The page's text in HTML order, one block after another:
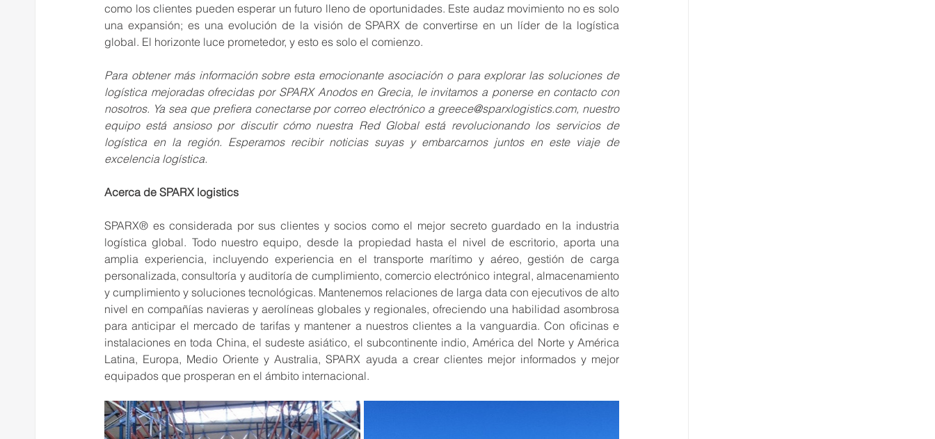
como los clientes pueden esperar un futuro lleno de oportunidades. Este audaz movimiento no es solo
una expansión; es una evolución de la visión de SPARX de convertirse en un líder de la logística
global. El horizonte luce prometedor, y esto es solo el comienzo.
Para obtener más información sobre esta emocionante asociación o para explorar las soluciones de
logística mejoradas ofrecidas por SPARX Anodos en Grecia, le invitamos a ponerse en contacto con
nosotros. Ya sea que prefiera conectarse por correo electrónico a greece@sparxlogistics.com, nuestro
equipo está ansioso por discutir cómo nuestra Red Global está revolucionando los servicios de
logística en la región. Esperamos recibir noticias suyas y embarcarnos juntos en este viaje de
excelencia logística.
Acerca de SPARX logistics
SPARX® es considerada por sus clientes y socios como el mejor secreto guardado en la industria
logística global. Todo nuestro equipo, desde la propiedad hasta el nivel de escritorio, aporta una
amplia experiencia, incluyendo experiencia en el transporte marítimo y aéreo, gestión de carga
personalizada, consultoría y auditoría de cumplimiento, comercio electrónico integral, almacenamiento
y cumplimiento y soluciones tecnológicas. Mantenemos relaciones de larga data con ejecutivos de alto
nivel en compañías navieras y aerolíneas globales y regionales, ofreciendo una habilidad asombrosa
para anticipar el mercado de tarifas y mantener a nuestros clientes a la vanguardia. Con oficinas e
instalaciones en toda China, el sudeste asiático, el subcontinente indio, América del Norte y América
Latina, Europa, Medio Oriente y Australia, SPARX ayuda a crear clientes mejor informados y mejor
equipados que prosperan en el ámbito internacional.